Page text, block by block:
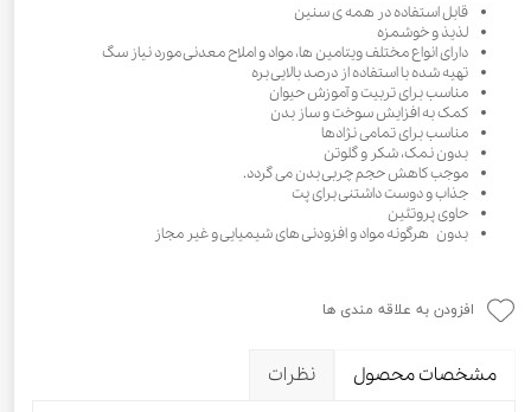
قابل استفاده در همه ی سنین
لذیذ و خوشمزه
دارای انواع مختلف ویتامین ها، مواد و املاح معدنی مورد نیاز سگ
تهیه شده با استفاده از درصد بالایی بره
مناسب برای تربیت و آموزش حیوان
کمک به افزایش سوخت و ساز بدن
مناسب برای تمامی نژادها
بدون نمک، شکر و گلوتن
موجب کاهش حجم چربی بدن می گردد.
جذاب و دوست داشتنی برای پت
حاوی پروتئین
بدون هرگونه مواد و افزودنی های شیمیایی و غیر مجاز
افزودن به علاقه مندی ها
مشخصات محصول نظرات